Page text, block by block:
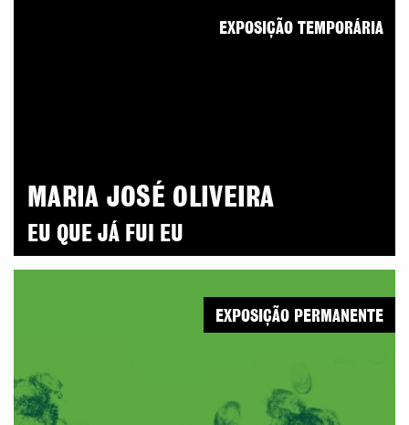
MARIA JOSÉ OLIVEIRA
EU QUE JÁ FUI EU
EXPOSIÇÃO TEMPORÁRIA
EXPOSIÇÃO PERMANENTE